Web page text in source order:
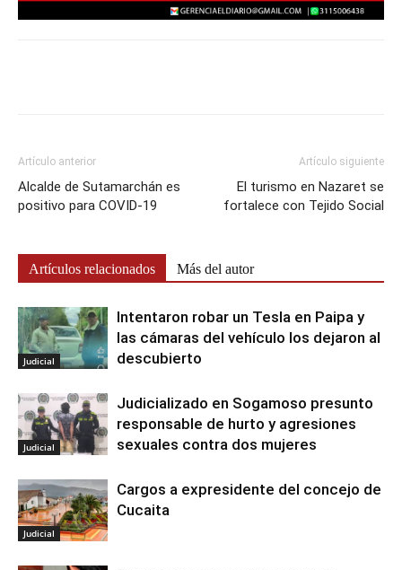
Artículo anterior
Alcalde de Sutamarchán es
positivo para COVID-19
Artículo siguiente
El turismo en Nazaret se
fortalece con Tejido Social
Artículos relacionados Más del autor
Judicial
Intentaron robar un Tesla en Paipa y
las cámaras del vehículo los dejaron al
descubierto
Judicial
Judicializado en Sogamoso presunto
responsable de hurto y agresiones
sexuales contra dos mujeres
Judicial
Cargos a expresidente del concejo de
Cucaita